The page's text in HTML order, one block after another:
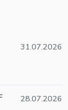
31.07.2026
28.07.2026